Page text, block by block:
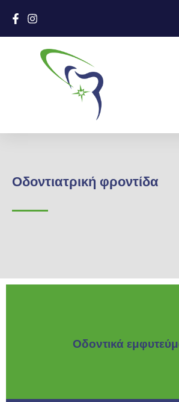
Οδοντιατρική φροντίδα
Οδοντικά